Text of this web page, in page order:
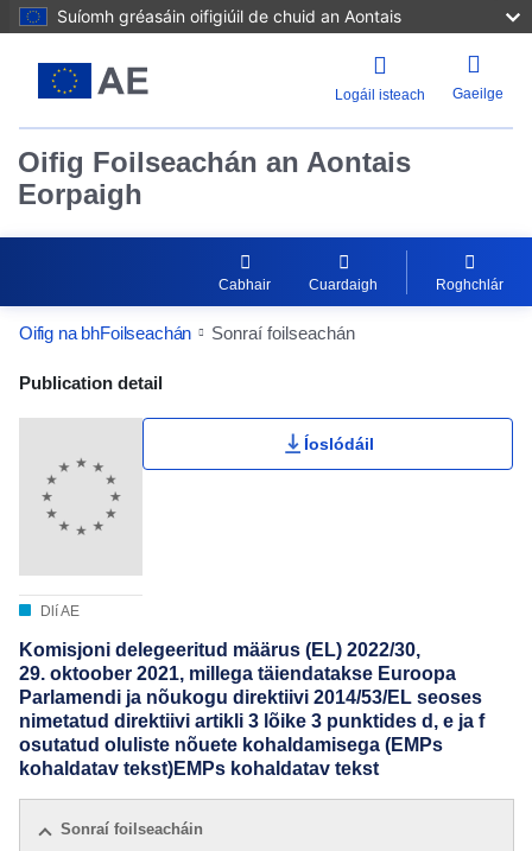
Suíomh gréasáin oifigiúil de chuid an Aontais
Logáil isteach Gaeilge
Oifig Foilseachán an Aontais
Eorpaigh
Cabhair Cuardaigh Roghchlár
Oifig na bhFoilseachán Sonraí foilseachán
Publication Detail Actions Portlet
Publication detail
Dlí AE
Íoslódáil
Komisjoni delegeeritud määrus (EL) 2022/30,
29. oktoober 2021, millega täiendatakse Euroopa
Parlamendi ja nõukogu direktiivi 2014/53/EL seoses
nimetatud direktiivi artikli 3 lõike 3 punktides d, e ja f
osutatud oluliste nõuete kohaldamisega (EMPs
kohaldatav tekst)EMPs kohaldatav tekst
Sonraí foilseacháin